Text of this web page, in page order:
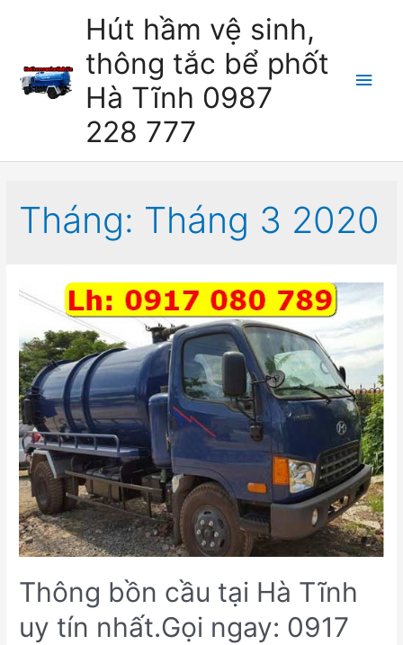
Hút hầm vệ sinh,
thông tắc bể phốt
Hà Tĩnh 0987
228 777
Main
Tháng: Tháng 3 2020
Thông bồn cầu tại Hà Tĩnh
uy tín nhất.Gọi ngay: 0917